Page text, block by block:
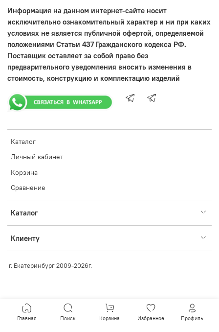
Каталог
Личный кабинет
Корзина
Сравнение
Каталог
Клиенту
Информация на данном интернет-сайте носит
исключительно ознакомительный характер и ни при каких
условиях не является публичной офертой, определяемой
положениями Статьи 437 Гражданского кодекса РФ.
Поставщик оставляет за собой право без
предварительного уведомления вносить изменения в
стоимость, конструкцию и комплектацию изделий
г. Екатеринбург 2009-2026г.
Главная Поиск Корзина Избранное Профиль